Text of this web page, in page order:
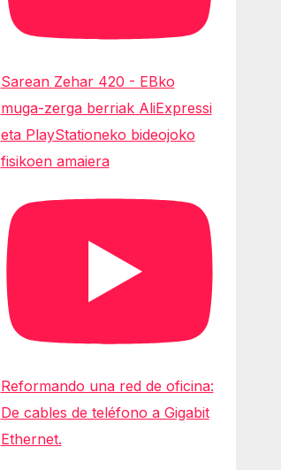
Sarean Zehar 420 - EBko
muga-zerga berriak AliExpressi
eta PlayStationeko bideojoko
fisikoen amaiera
Reformando una red de oficina:
De cables de teléfono a Gigabit
Ethernet.